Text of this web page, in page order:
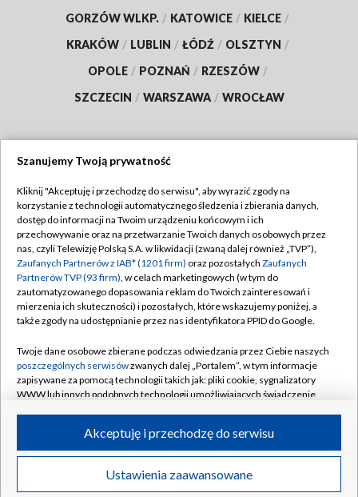
GORZÓW WLKP. / KATOWICE / KIELCE /
KRAKÓW / LUBLIN / ŁÓDŹ / OLSZTYN /
OPOLE / POZNAŃ / RZESZÓW /
SZCZECIN / WARSZAWA / WROCŁAW
TVP
Abonament TVP
Emisja w TVP
Centrum informacji TVP
Naziemna Telewizja Cyfrowa
Rada Programowa
System NOS
Informacje o nadawcy
Program dla prasy
Ogłoszenie przetargowe
Regulamin TVP
Polityka prywatności
Moje zgody
Pomoc
Kontakt
Kanały
©2026 Telewizja Polska S.A. w likwidacji
Szanujemy Twoją prywatność
Kliknij "Akceptuję i przechodzę do serwisu", aby wyrazić zgody na
korzystanie z technologii automatycznego śledzenia i zbierania danych,
dostęp do informacji na Twoim urządzeniu końcowym i ich
przechowywanie oraz na przetwarzanie Twoich danych osobowych przez
nas, czyli Telewizję Polską S.A. w likwidacji (zwaną dalej również „TVP”),
Zaufanych Partnerów z IAB* (1201 firm) oraz pozostałych Zaufanych
Partnerów TVP (93 firm), w celach marketingowych (w tym do
zautomatyzowanego dopasowania reklam do Twoich zainteresowań i
mierzenia ich skuteczności) i pozostałych, które wskazujemy poniżej, a
także zgody na udostępnianie przez nas identyfikatora PPID do Google.
Twoje dane osobowe zbierane podczas odwiedzania przez Ciebie naszych
poszczególnych serwisówzwanych dalej „Portalem”, w tym informacje
zapisywane za pomocą technologii takich jak: pliki cookie, sygnalizatory
WWW lub innych podobnych technologii umożliwiających świadczenie
ruchu w Internecie.
Twoje dane osobowe zbierane podczas odwiedzania przez Ciebie
poszczególnych serwisówna Portalu, takie jak adresy IP, identyfikatory
Ustawienia zaawansowane
Akceptuję i przechodzę do serwisu